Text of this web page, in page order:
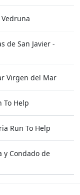
de San Javier -
Virgen del Mar
To Help
Run To Help
y Condado de